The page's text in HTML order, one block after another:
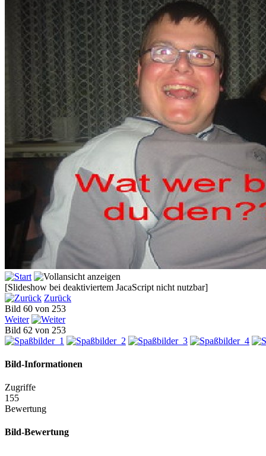
[Slideshow bei deaktiviertem JacaScript nicht nutzbar]
Zurück
Bild 60 von 253
Weiter
Bild 62 von 253
Bild-Informationen
Zugriffe
155
Bewertung
Bild-Bewertung